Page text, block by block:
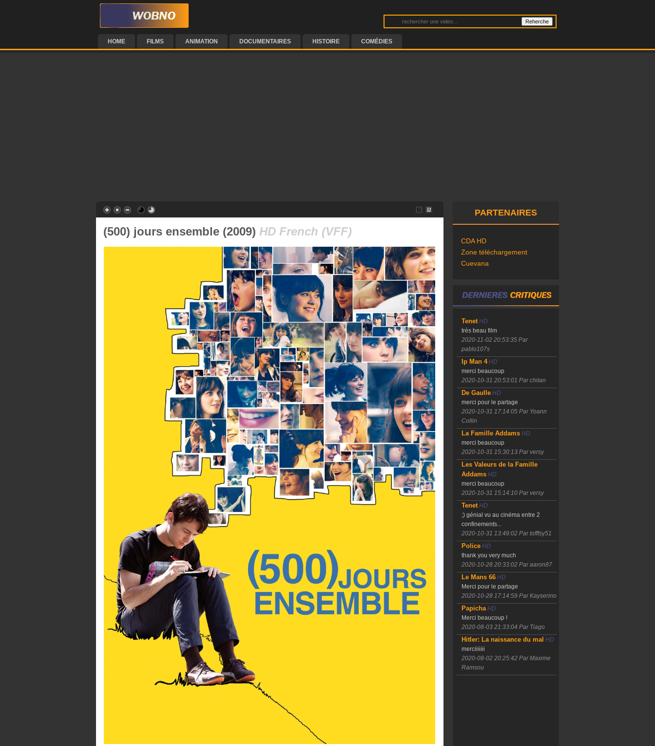
HOME FILMS ANIMATION DOCUMENTAIRES HISTOIRE COMÉDIES
(500) jours ensemble (2009) HD French (VFF)
PARTENAIRES
CDA HD
Zone téléchargement
Cuevana
TenetHD
très beau film
2020-11-02 20:53:35 Par
pablo107s
Ip Man 4HD
merci beaucoup
2020-10-31 20:53:01 Par chitan
De GaulleHD
merci pour le partage
2020-10-31 17:14:05 Par Yoann
Collin
La Famille AddamsHD
merci beaucoup
2020-10-31 15:30:13 Par versy
Les Valeurs de la Famille
AddamsHD
merci beaucoup
2020-10-31 15:14:10 Par versy
TenetHD
;) génial vu au cinéma entre 2
confinements...
2020-10-31 13:49:02 Par tofffsy51
PoliceHD
thank you very much
2020-10-28 20:33:02 Par aaron87
Le Mans 66HD
Merci pour le partage
2020-10-28 17:14:59 Par Kayserino
PapichaHD
Merci beaucoup !
2020-08-03 21:33:04 Par Tiago
Hitler: La naissance du mal HD
merciiiiiii
2020-08-02 20:25:42 Par Maxime
Ramsou